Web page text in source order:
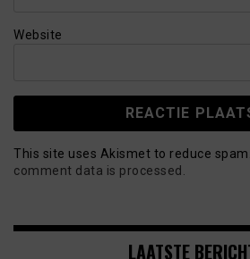
Website
This site uses Akismet to reduce spam.
comment data is processed.
LAATSTE